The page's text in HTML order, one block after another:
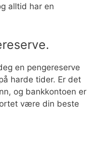
alltid har en
en pengereserve
harde tider. Er det
og bankkontoen er
være din beste